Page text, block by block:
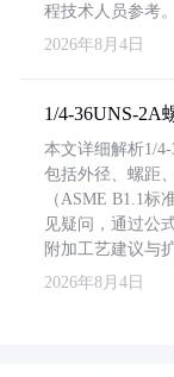
程技术人员参考。
2026年8月4日
1/4-36UNS-2A
本文详细解析1/
包括外径、螺距
（ASME B1.1标
见疑问，通过公
附加工艺建议与
2026年8月4日